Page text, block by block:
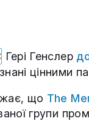
Гері Генслер
цінними
що The
групи